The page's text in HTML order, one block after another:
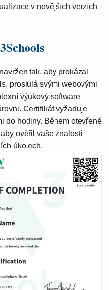
v novějších verzích
tak, aby prokázal
proslulá svými webovými
výukový software
Certifikát vyžaduje
do hodiny. Během otevřené
ověřil vaše znalosti
úkolech.